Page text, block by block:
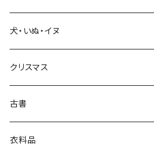
生活・暮らし
芸術・絵画・写真
絵本・児童書
娯楽・エンターテインメント
犬・いぬ・イヌ
クリスマス
古書
古書セット
衣料品